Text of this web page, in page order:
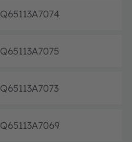
Q65113A7074
Q65113A7075
Q65113A7073
Q65113A7069